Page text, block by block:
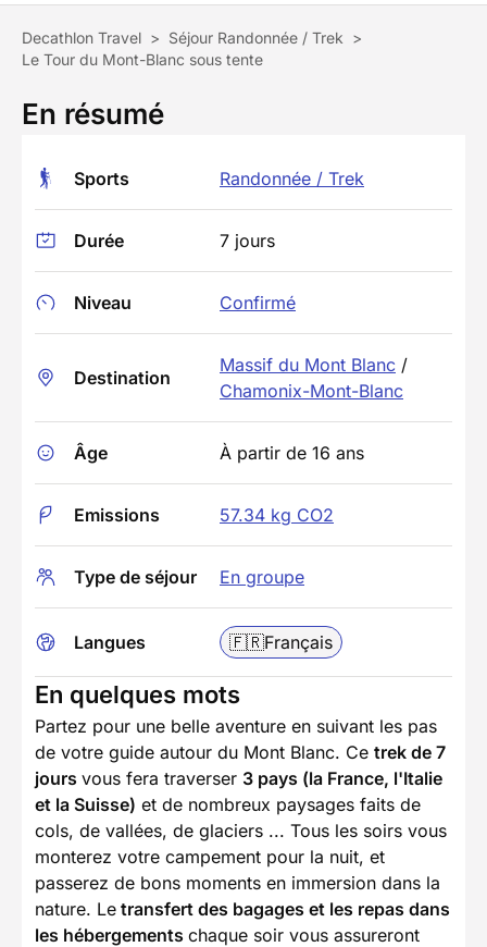
Decathlon Travel > Séjour Randonnée / Trek >
Le Tour du Mont-Blanc sous tente
En résumé
Sports Randonnée / Trek
Durée 7 jours
Niveau Confirmé
Destination
Massif du Mont Blanc /
Chamonix-Mont-Blanc
Âge À partir de 16 ans
Emissions 57.34 kg CO2
Type de séjour En groupe
Langues 🇫🇷Français
En quelques mots
Partez pour une belle aventure en suivant les pas
de votre guide autour du Mont Blanc. Ce trek de 7
jours vous fera traverser 3 pays (la France, l'Italie
et la Suisse) et de nombreux paysages faits de
cols, de vallées, de glaciers ... Tous les soirs vous
monterez votre campement pour la nuit, et
passerez de bons moments en immersion dans la
nature. Le transfert des bagages et les repas dans
les hébergements chaque soir vous assureront